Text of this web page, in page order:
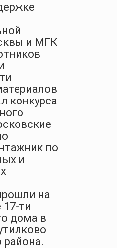
и МГК
конкурса
по
и
на
ти
дома в
района.